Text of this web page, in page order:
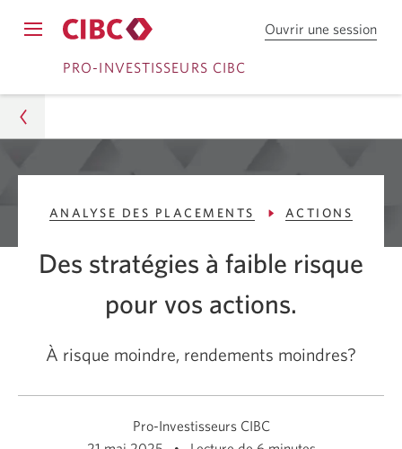
Passer
à
Passer
au
navigationPRO-INVESTISSEURS CIBC
Ouvrir une session
en
C
C.
Pro-Investisseurs CIBC
Conseils
Analyse des placements
Stratégies sur actions à faible risque
ANALYSE DES PLACEMENTS ACTIONS
Des stratégies à faible risque
pour vos actions.
À risque moindre, rendements moindres?
Pro-Investisseurs CIBC